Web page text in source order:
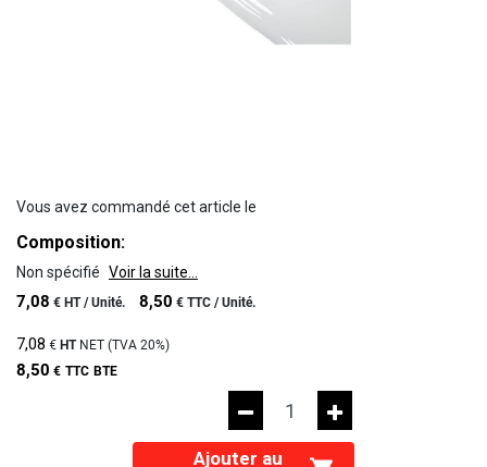
Vous avez commandé cet article le
Composition:
Non spécifié Voir la suite...
7,08 € HT /Unité. 8,50 € TTC /Unité.
7,08 € HTNET (TVA 20%)
8,50 € TTC BTE
Ajouter au